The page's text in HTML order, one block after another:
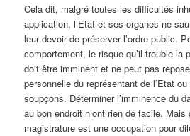
Cela dit, malgré toutes les difficultés
application, l’Etat et ses organes ne
leur devoir de préserver l’ordre public.
comportement, le risque qu’il trouble la
doit être imminent et ne peut pas
personnelle du représentant de l’Etat
soupçons. Déterminer l’imminence du
au bon endroit n’ont rien de facile.
magistrature est une occupation pour